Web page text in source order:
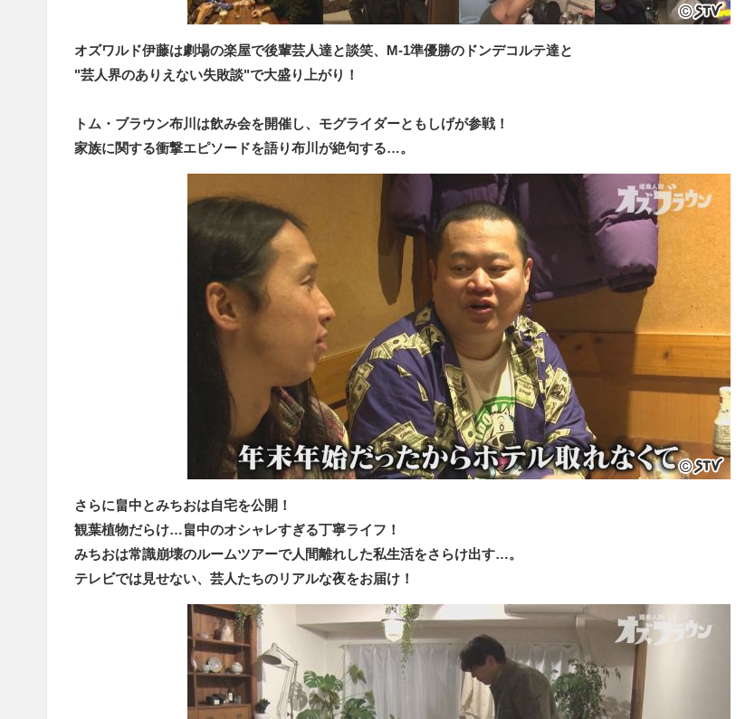
オズワルド伊藤は劇場の楽屋で後輩芸人達と談笑、M-1準優勝のドンデコルテ達と
"芸人界のありえない失敗談"で大盛り上がり！
トム・ブラウン布川は飲み会を開催し、モグライダーともしげが参戦！
家族に関する衝撃エピソードを語り布川が絶句する…。
さらに畠中とみちおは自宅を公開！
観葉植物だらけ…畠中のオシャレすぎる丁寧ライフ！
みちおは常識崩壊のルームツアーで人間離れした私生活をさらけ出す…。
テレビでは見せない、芸人たちのリアルな夜をお届け！